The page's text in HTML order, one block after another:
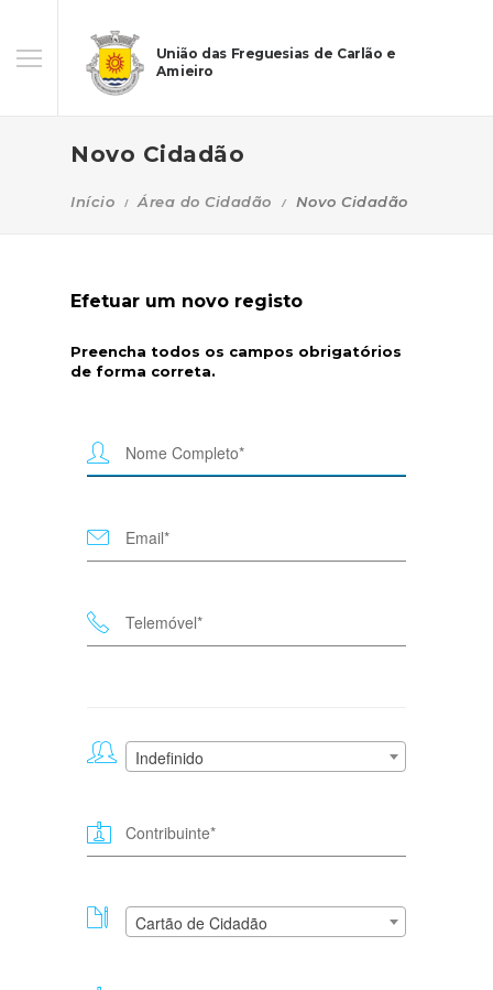
União das Freguesias de Carlão e
Amieiro
Novo Cidadão
Início Área do Cidadão Novo Cidadão
Efetuar um novo registo
Preencha todos os campos obrigatórios
de forma correta.
Indefinido
Cartão de Cidadão